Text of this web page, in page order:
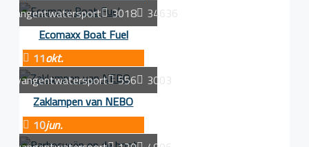
vangentwatersport
3018
34636
Ecomaxx Boat Fuel
11okt.
vangentwatersport
556
3003
Zaklampen van NEBO
10jun.